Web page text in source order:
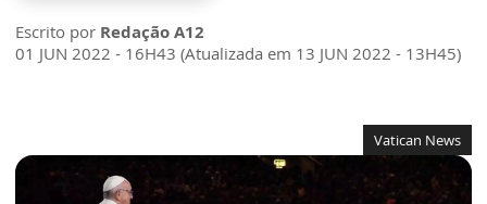
Escrito por Redação A12
01 JUN 2022 - 16H43 (Atualizada em 13 JUN 2022 - 13H45)
Vatican News